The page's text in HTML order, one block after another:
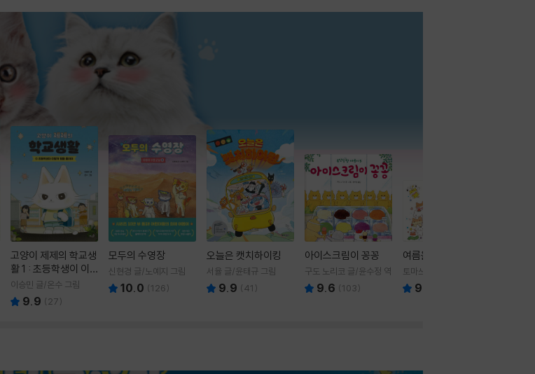
고양이 제제의 학교생
활 1 : 초등학생이 이
렇게 힘들 줄이야
이승민 글/온수 그림
9.9 ( 27)
모두의 수영장
신현경 글/노예지 그림
10.0 (126)
오늘은 캣치하이킹
서율 글/윤태규 그림
9.9 (41 )
아이스크림이 꽁꽁
구도 노리코 글/윤수정 역
9.6 (103)
여름을 부탁해
토마쓰리 글그림
9.8